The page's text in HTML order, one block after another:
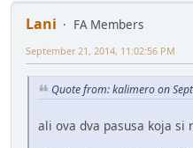
Lani
FA Members
September 21, 2014, 11:02:56 PM
Quote from: kalimero on
ali ova dva pasusa koja si